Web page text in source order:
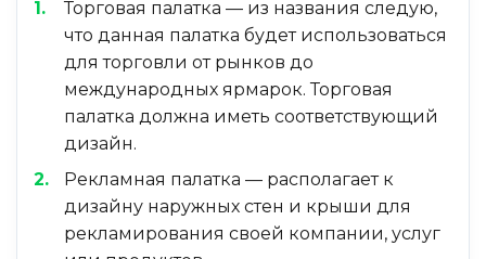
Торговая палатка — из названия следую,
что данная палатка будет использоваться
для торговли от рынков до
международных ярмарок. Торговая
палатка должна иметь соответствующий
дизайн.
Рекламная палатка — располагает к
дизайну наружных стен и крыши для
рекламирования своей компании, услуг